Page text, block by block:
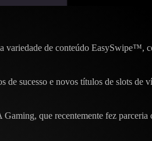
variedade de conteúdo EasySwipe™,
de sucesso e novos títulos de slots de
Gaming, que recentemente fez parceria